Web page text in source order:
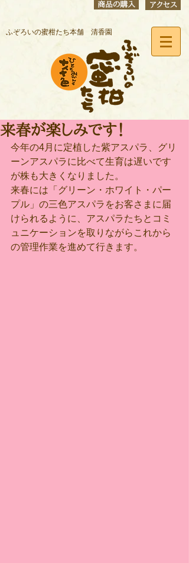
ふぞろいの蜜柑たち本舗 清香園
アクセス
商品の購入
来春が楽しみです！
今年の4月に定植した紫アスパラ、グリ
ーンアスパラに比べて生育は遅いです
が株も大きくなりました。
来春には「グリーン・ホワイト・パー
プル」の三色アスパラをお客さまに届
けられるように、アスパラたちとコミ
ュニケーションを取りながらこれから
の管理作業を進めて行きます。